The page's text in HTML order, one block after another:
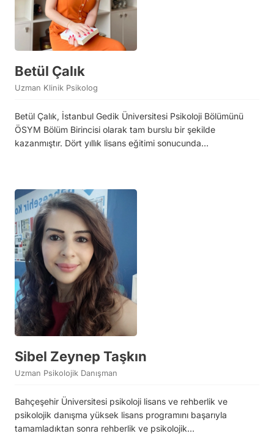
Betül Çalık
Uzman Klinik Psikolog
Betül Çalık, İstanbul Gedik Üniversitesi Psikoloji Bölümünü
ÖSYM Bölüm Birincisi olarak tam burslu bir şekilde
kazanmıştır. Dört yıllık lisans eğitimi sonucunda…
Sibel Zeynep Taşkın
Uzman Psikolojik Danışman
Bahçeşehir Üniversitesi psikoloji lisans ve rehberlik ve
psikolojik danışma yüksek lisans programını başarıyla
tamamladıktan sonra rehberlik ve psikolojik…